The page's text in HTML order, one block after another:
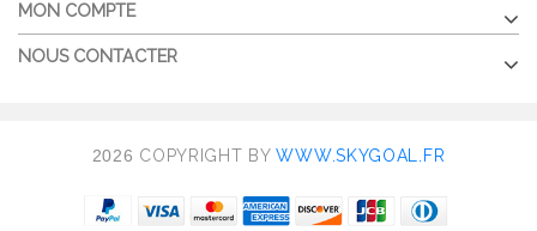
MON COMPTE
NOUS CONTACTER
2026 COPYRIGHT BYWWW.SKYGOAL.FR